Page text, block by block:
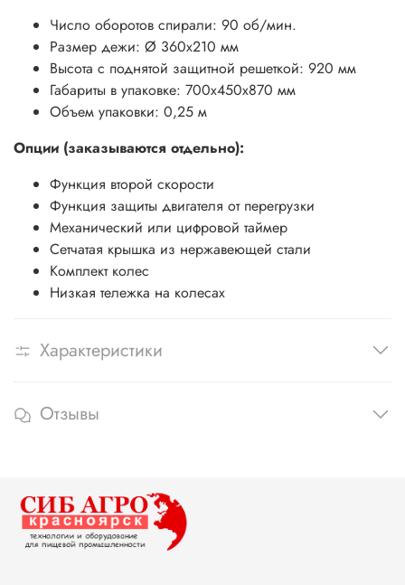
Число оборотов спирали: 90 об/мин.
Размер дежи: Ø 360x210 мм
Высота с поднятой защитной решеткой: 920 мм
Габариты в упаковке: 700х450х870 мм
Объем упаковки: 0,25 м
Опции (заказываются отдельно):
Функция второй скорости
Функция защиты двигателя от перегрузки
Механический или цифровой таймер
Сетчатая крышка из нержавеющей стали
Комплект колес
Низкая тележка на колесах
Характеристики
Отзывы